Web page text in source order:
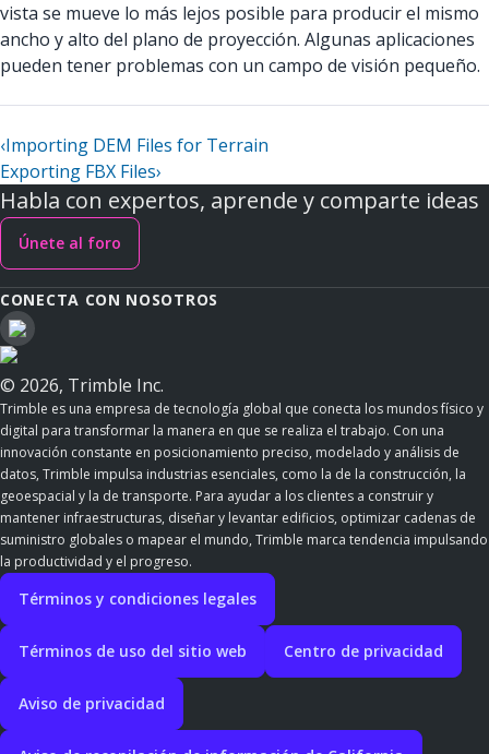
vista se mueve lo más lejos posible para producir el mismo
ancho y alto del plano de proyección. Algunas aplicaciones
pueden tener problemas con un campo de visión pequeño.
‹Importing DEM Files for Terrain
Exporting FBX Files›
Habla con expertos, aprende y comparte ideas
Únete al foro
CONECTA CON NOSOTROS
© 2026, Trimble Inc.
Trimble es una empresa de tecnología global que conecta los mundos físico y
digital para transformar la manera en que se realiza el trabajo. Con una
innovación constante en posicionamiento preciso, modelado y análisis de
datos, Trimble impulsa industrias esenciales, como la de la construcción, la
geoespacial y la de transporte. Para ayudar a los clientes a construir y
mantener infraestructuras, diseñar y levantar edificios, optimizar cadenas de
suministro globales o mapear el mundo, Trimble marca tendencia impulsando
la productividad y el progreso.
Términos y condiciones legales
Términos de uso del sitio web Centro de privacidad
Aviso de privacidad